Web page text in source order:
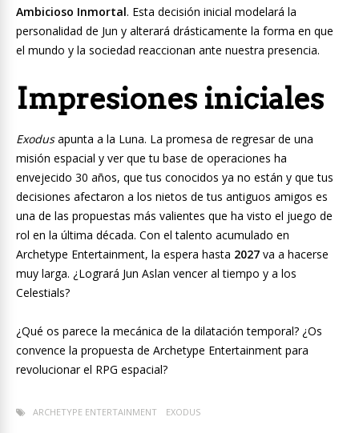
Ambicioso Inmortal. Esta decisión inicial modelará la
personalidad de Jun y alterará drásticamente la forma en que
el mundo y la sociedad reaccionan ante nuestra presencia.
Impresiones iniciales
Exodusapunta a la Luna. La promesa de regresar de una
misión espacial y ver que tu base de operaciones ha
envejecido 30 años, que tus conocidos ya no están y que tus
decisiones afectaron a los nietos de tus antiguos amigos es
una de las propuestas más valientes que ha visto el juego de
rol en la última década. Con el talento acumulado en
Archetype Entertainment, la espera hasta 2027 va a hacerse
muy larga. ¿Logrará Jun Aslan vencer al tiempo y a los
Celestials?
¿Qué os parece la mecánica de la dilatación temporal? ¿Os
convence la propuesta de Archetype Entertainment para
revolucionar el RPG espacial?
ARCHETYPE ENTERTAINMENT EXODUS